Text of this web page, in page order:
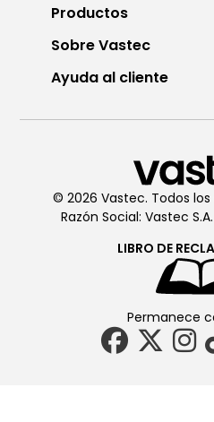
Productos
Sobre Vastec
Ayuda al cliente
© 2026 Vastec. Todos
Razón Social: Vastec
LIBRO DE
Permanece